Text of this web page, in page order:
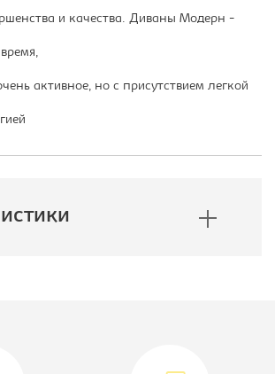
и качества. Диваны Модерн -
активное, но с присутствием легкой